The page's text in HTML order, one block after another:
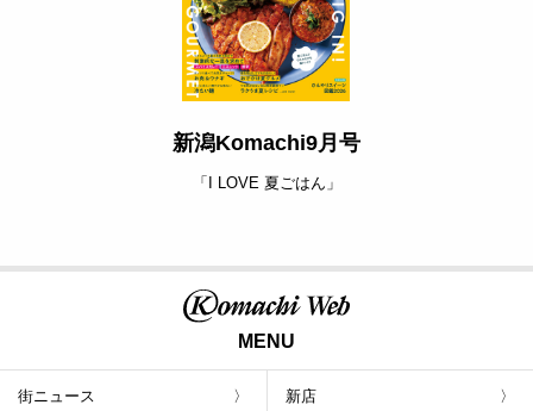
新潟Komachi9月号
「I LOVE 夏ごはん」
MENU
街ニュース 新店